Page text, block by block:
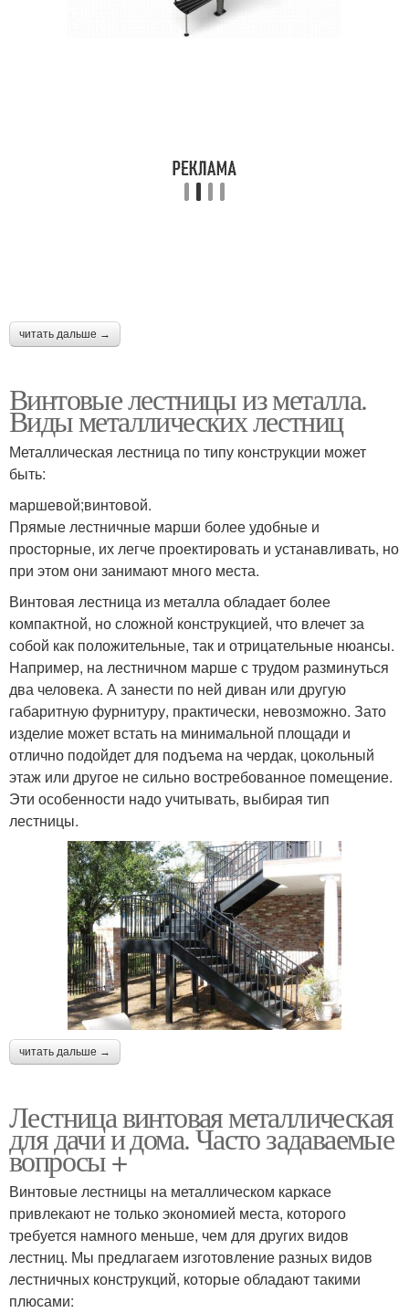
Лестница на чертежах Маршевые лестницы
Лестницы в частном
Лестницы из бетона
Лестницы для дачного
Лестница из бетона Лестницы из дерева
Лестница на второй Лестница на чердак
Лестница в террарии Лестницы с чертежами
Лестницы на примере
читать дальше →
Винтовые лестницы из металла.
Виды металлических лестниц
Металлическая лестница по типу конструкции может
быть:
маршевой;винтовой.
Прямые лестничные марши более удобные и
просторные, их легче проектировать и устанавливать, но
при этом они занимают много места.
Винтовая лестница из металла обладает более
компактной, но сложной конструкцией, что влечет за
собой как положительные, так и отрицательные нюансы.
Например, на лестничном марше с трудом разминуться
два человека. А занести по ней диван или другую
габаритную фурнитуру, практически, невозможно. Зато
изделие может встать на минимальной площади и
отлично подойдет для подъема на чердак, цокольный
этаж или другое не сильно востребованное помещение.
Эти особенности надо учитывать, выбирая тип
лестницы.
читать дальше →
Лестница винтовая металлическая
для дачи и дома. Часто задаваемые
вопросы +
Винтовые лестницы на металлическом каркасе
привлекают не только экономией места, которого
требуется намного меньше, чем для других видов
лестниц. Мы предлагаем изготовление разных видов
лестничных конструкций, которые обладают такими
плюсами: